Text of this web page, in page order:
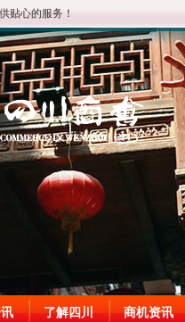
贴心的服务！
了解四川 商机资讯